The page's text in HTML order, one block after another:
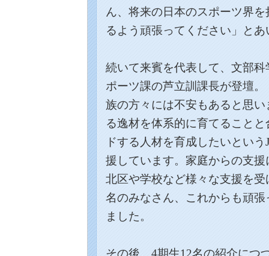
ん、将来の日本のスポーツ界
るよう頑張ってください」と
続いて来賓を代表して、文部
ポーツ課の芦立訓課長が登壇
族の方々には不安もあると思
る逸材を体系的に育てること
ドする人材を育成したいとい
援しています。家庭からの支
北区や学校など様々な支援を
名のみなさん、これからも頑
ました。
その後、4期生12名の紹介につ